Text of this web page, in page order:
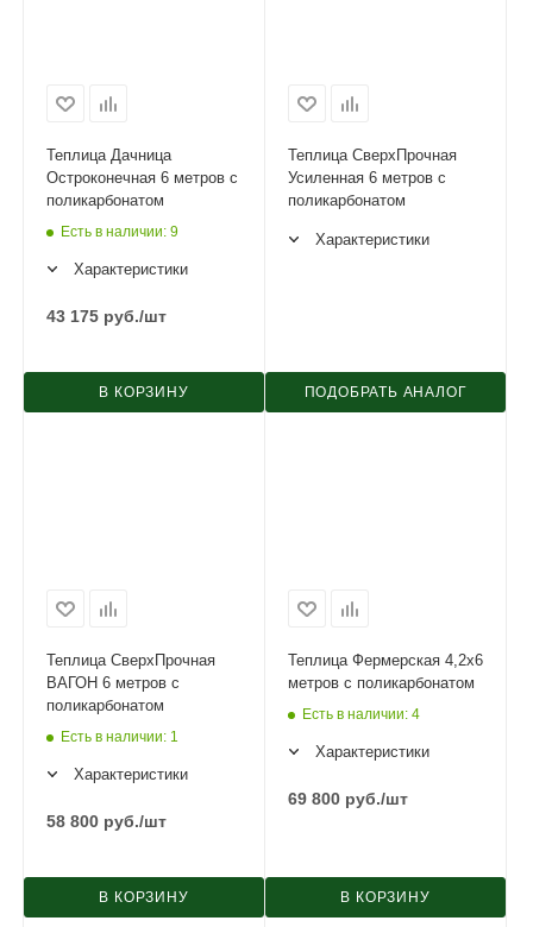
Теплица Дачница
Остроконечная 6 метров с
поликарбонатом
Есть в наличии: 9
Характеристики
43 175 руб./шт
В КОРЗИНУ
Теплица СверхПрочная
Усиленная 6 метров с
поликарбонатом
Характеристики
ПОДОБРАТЬ АНАЛОГ
Теплица СверхПрочная
ВАГОН 6 метров с
поликарбонатом
Есть в наличии: 1
Характеристики
58 800 руб./шт
В КОРЗИНУ
Теплица Фермерская 4,2х6
метров с поликарбонатом
Есть в наличии: 4
Характеристики
69 800 руб./шт
В КОРЗИНУ